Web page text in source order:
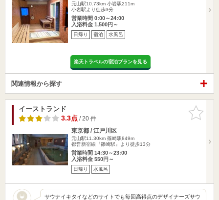
元山駅10.73km 小岩駅211m
小岩駅より徒歩3分
営業時間 0:00～24:00
入浴料金 1,500円～
日帰り 宿泊 水風呂
楽天トラベルの宿泊プランを見る
関連情報から探す
お気に入
りに追加
イーストランド
3.3点/ 20 件
東京都 / 江戸川区
元山駅11.30km 篠崎駅849m
都営新宿線『篠崎駅』より徒歩13分
営業時間 14:30～23:00
入浴料金 550円～
日帰り 水風呂
サウナイキタイなどのサイトでも毎回高得点のデザイナーズサウ